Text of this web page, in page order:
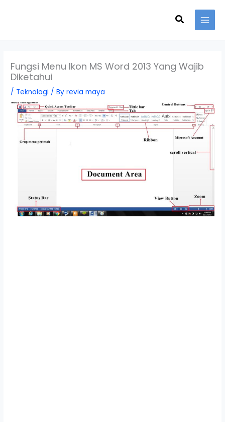
Search
Fungsi Menu Ikon MS Word 2013 Yang Wajib
Diketahui
/ Teknologi / Byrevia maya